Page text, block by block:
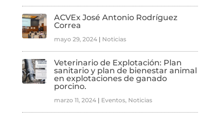
ACVEx José Antonio Rodríguez
Correa
mayo 29, 2024| Noticias
Veterinario de Explotación: Plan
sanitario y plan de bienestar animal
en explotaciones de ganado
porcino.
marzo 11, 2024| Eventos, Noticias